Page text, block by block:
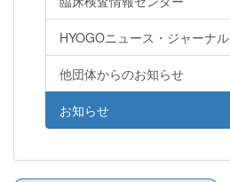
HYOGOニュース・ジャーナル
他団体からのお知らせ
お知らせ